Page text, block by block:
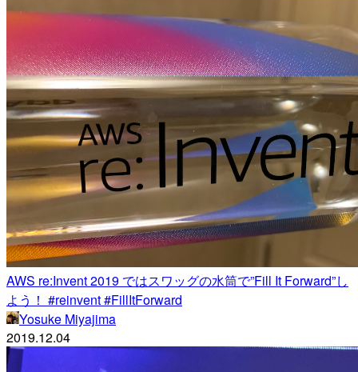
AWS re:Invent 2019 ではスワッグの水筒で”Fill It Forward”し
よう！ #reinvent #FillItForward
Yosuke Miyajima
2019.12.04